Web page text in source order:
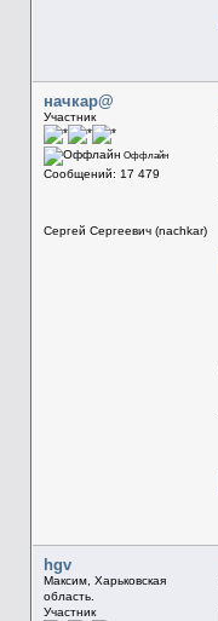
начкар@
Участник
Оффлайн
Сообщений: 17 479
Сергей Сергеевич (nachkar)
hgv
Максим, Харьковская
область.
Участник